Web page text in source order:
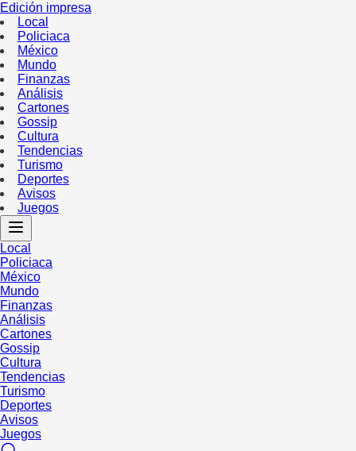
Edición impresa
Local
Policiaca
México
Mundo
Finanzas
Análisis
Cartones
Gossip
Cultura
Tendencias
Turismo
Deportes
Avisos
Juegos
Local
Policiaca
México
Mundo
Finanzas
Análisis
Cartones
Gossip
Cultura
Tendencias
Turismo
Deportes
Avisos
Juegos